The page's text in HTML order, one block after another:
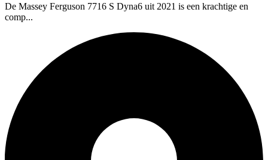
De Massey Ferguson 7716 S Dyna6 uit 2021 is een krachtige en
comp...